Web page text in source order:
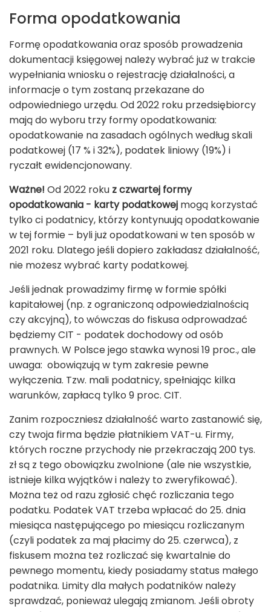
Forma opodatkowania
Formę opodatkowania oraz sposób prowadzenia
dokumentacji księgowej należy wybrać już w trakcie
wypełniania wniosku o rejestrację działalności, a
informacje o tym zostaną przekazane do
odpowiedniego urzędu. Od 2022 roku przedsiębiorcy
mają do wyboru trzy formy opodatkowania:
opodatkowanie na zasadach ogólnych według skali
podatkowej (17 % i 32%), podatek liniowy (19%) i
ryczałt ewidencjonowany.
Ważne! Od 2022 roku z czwartej formy
opodatkowania - karty podatkowej mogą korzystać
tylko ci podatnicy, którzy kontynuują opodatkowanie
w tej formie – byli już opodatkowani w ten sposób w
2021 roku. Dlatego jeśli dopiero zakładasz działalność,
nie możesz wybrać karty podatkowej.
Jeśli jednak prowadzimy firmę w formie spółki
kapitałowej (np. z ograniczoną odpowiedzialnością
czy akcyjną), to wówczas do fiskusa odprowadzać
będziemy CIT - podatek dochodowy od osób
prawnych. W Polsce jego stawka wynosi 19 proc., ale
uwaga: obowiązują w tym zakresie pewne
wyłączenia. Tzw. mali podatnicy, spełniając kilka
warunków, zapłacą tylko 9 proc. CIT.
Zanim rozpoczniesz działalność warto zastanowić się,
czy twoja firma będzie płatnikiem VAT-u. Firmy,
których roczne przychody nie przekraczają 200 tys.
zł są z tego obowiązku zwolnione (ale nie wszystkie,
istnieje kilka wyjątków i należy to zweryfikować).
Można też od razu zgłosić chęć rozliczania tego
podatku. Podatek VAT trzeba wpłacać do 25. dnia
miesiąca następującego po miesiącu rozliczanym
(czyli podatek za maj płacimy do 25. czerwca), z
fiskusem można też rozliczać się kwartalnie do
pewnego momentu, kiedy posiadamy status małego
podatnika. Limity dla małych podatników należy
sprawdzać, ponieważ ulegają zmianom. Jeśli obroty